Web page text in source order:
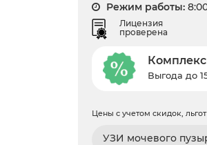
Режим работы:
Лицензия
проверена
Выгода до
Цены с учетом скидок,
УЗИ мочевого